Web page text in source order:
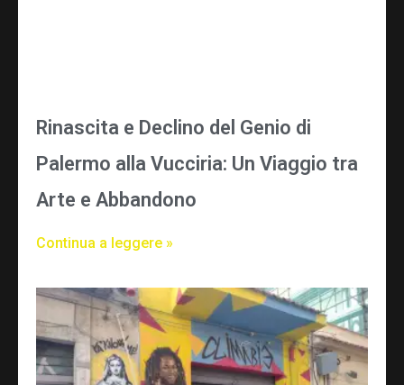
Rinascita e Declino del Genio di
Palermo alla Vucciria: Un Viaggio tra
Arte e Abbandono
Continua a leggere »